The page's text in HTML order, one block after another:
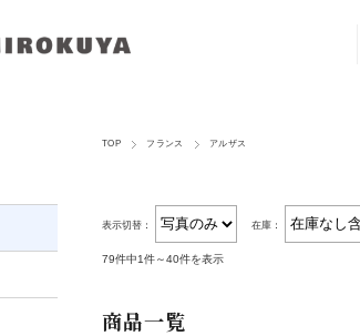
TOP フランス アルザス
表示切替： 在庫：
79件中1件～40件を表示
商品一覧